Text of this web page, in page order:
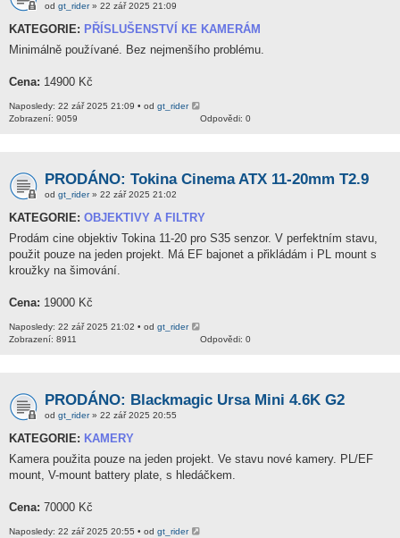
od gt_rider» 22 zář 2025 21:09
KATEGORIE: PŘÍSLUŠENSTVÍ KE KAMERÁM
Minimálně používané. Bez nejmenšího problému.
Cena: 14900 Kč
Naposledy: 22 zář 2025 21:09 • od gt_rider
Odpovědi: 0
Zobrazení: 9059
PRODÁNO: Tokina Cinema ATX 11-20mm T2.9
od gt_rider» 22 zář 2025 21:02
KATEGORIE: OBJEKTIVY A FILTRY
Prodám cine objektiv Tokina 11-20 pro S35 senzor. V perfektním stavu,
použit pouze na jeden projekt. Má EF bajonet a přikládám i PL mount s
kroužky na šimování.
Cena: 19000 Kč
Naposledy: 22 zář 2025 21:02 • od gt_rider
Odpovědi: 0
Zobrazení: 8911
PRODÁNO: Blackmagic Ursa Mini 4.6K G2
od gt_rider» 22 zář 2025 20:55
KATEGORIE: KAMERY
Kamera použita pouze na jeden projekt. Ve stavu nové kamery. PL/EF
mount, V-mount battery plate, s hledáčkem.
Cena: 70000 Kč
Naposledy: 22 zář 2025 20:55 • od gt_rider